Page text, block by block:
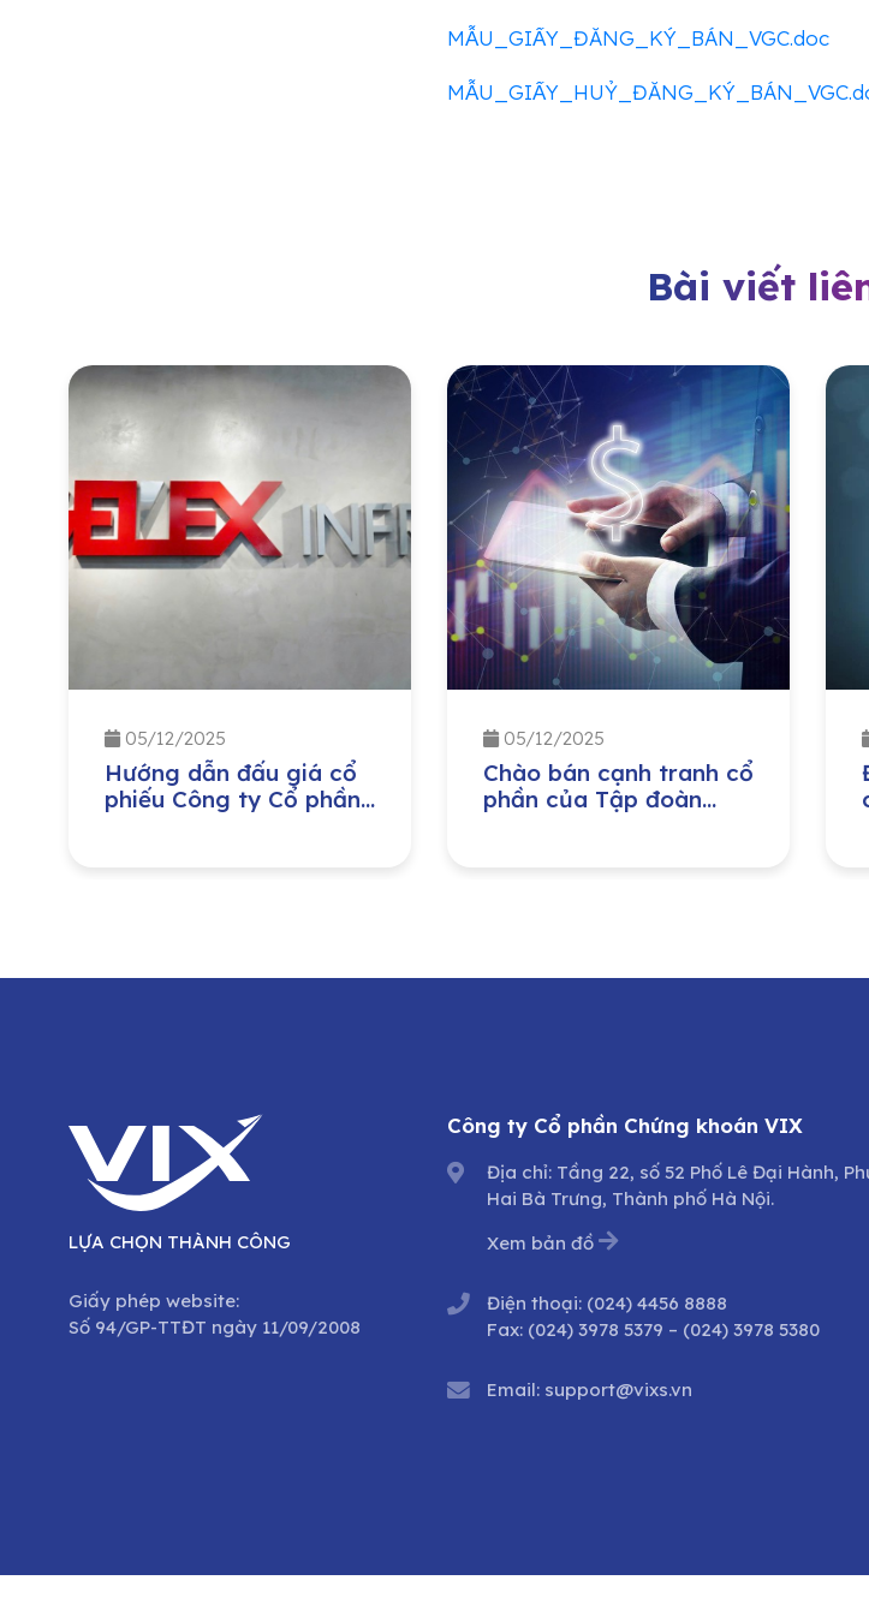
MẪU_GIẤY_ĐĂNG_KÝ_BÁN_VGC.doc
Bài viết
05/12/2025
Hướng dẫn đấu giá cổ
phiếu Công ty Cổ phần
05/12/2025
Chào bán cạnh tranh cổ
phần của Tập đoàn
cổ phần (PVMR)
LỰA CHỌN THÀNH CÔNG
Giấy phép website:
Số 94/GP-TTĐT ngày 11/09/2008
Công ty Cổ phần Chứng khoán VIX
Địa chỉ: Tầng 22, số 52 Phố Lê Đại Hành,
Hai Bà Trưng, Thành phố Hà Nội.
Xem bản đồ
Điện thoại: (024) 4456 8888
Fax: (024) 3978 5379 – (024) 3978 5380
Email: support@vixs.vn